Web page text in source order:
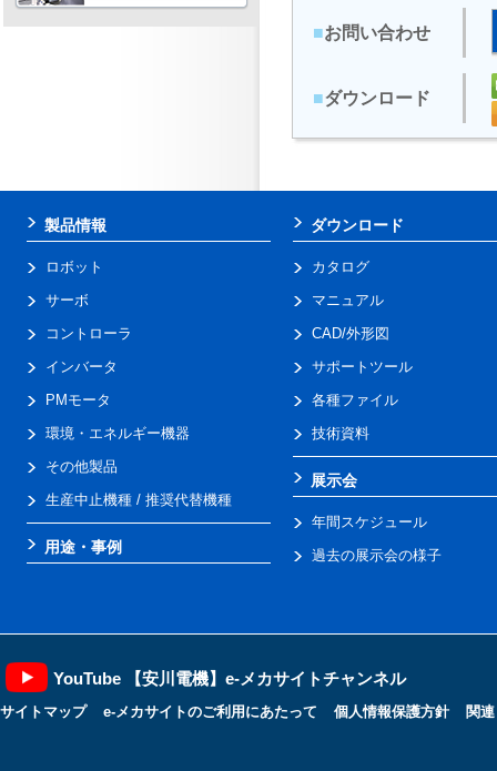
■お問い合わせ
■ダウンロード
製品情報
ロボット
サーボ
コントローラ
インバータ
PMモータ
環境・エネルギー機器
その他製品
生産中止機種 / 推奨代替機種
用途・事例
ダウンロード
カタログ
マニュアル
CAD/外形図
サポートツール
各種ファイル
技術資料
展示会
年間スケジュール
過去の展示会の様子
YouTube 【安川電機】e-メカサイトチャンネル
サイトマップ e-メカサイトのご利用にあたって 個人情報保護方針 関